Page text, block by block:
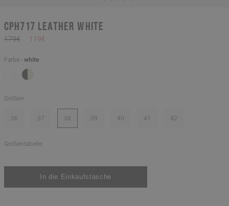
CPH717 leather white
179€ 119€
Farbe - white
Größen
36 37 38 39 40 41 42
Größentabelle